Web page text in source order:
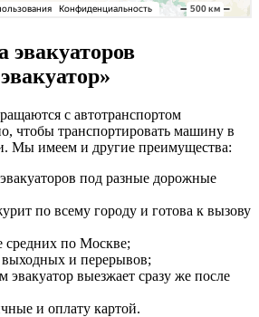
с автотранспортом
чтобы транспортировать машину в
Мы имеем и другие преимущества:
под разные дорожные
по всему городу и готова к вызову
по Москве;
выходных и перерывов;
выезжает сразу же после
и оплату картой.